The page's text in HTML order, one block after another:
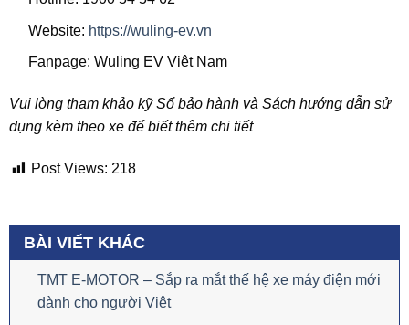
Website: https://wuling-ev.vn
Fanpage: Wuling EV Việt Nam
Vui lòng tham khảo kỹ Sổ bảo hành và Sách hướng dẫn sử
dụng kèm theo xe để biết thêm chi tiết
Post Views: 218
BÀI VIẾT KHÁC
TMT E-MOTOR – Sắp ra mắt thế hệ xe máy điện mới
dành cho người Việt